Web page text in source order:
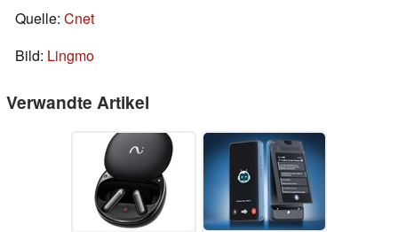
Quelle: Cnet
Bild: Lingmo
Verwandte Artikel